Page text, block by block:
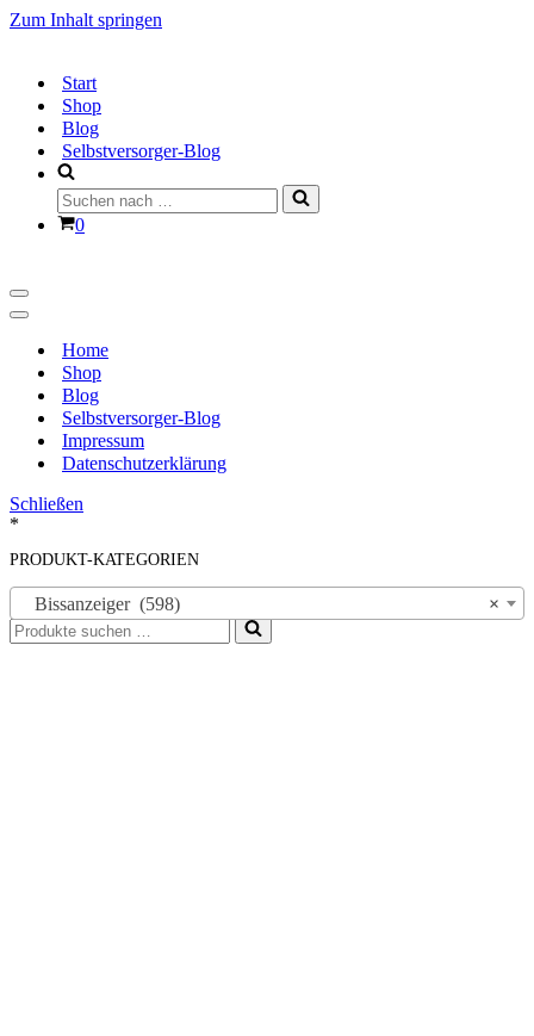
Zum Inhalt springen
Start
Shop
Blog
Selbstversorger-Blog
Suchen
nach …
Warenkorb
0
Navigationsmenü
Navigationsmenü
Home
Shop
Blog
Selbstversorger-Blog
Impressum
Datenschutzerklärung
Schließen
*
PRODUKT-KATEGORIEN
×
Bissanzeiger (598)
Suchen
nach …